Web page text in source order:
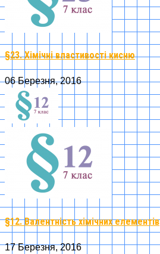
§23. Хімічні властивості кисню
06 Березня, 2016
§12. Валентність хімічних елементів
17 Березня, 2016